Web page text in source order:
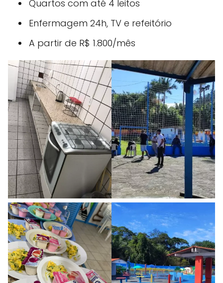
Quartos com até 4 leitos
Enfermagem 24h, TV e refeitório
A partir de R$ 1.800/mês